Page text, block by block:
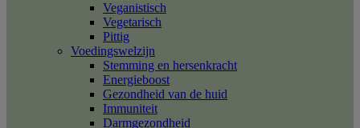
Veganistisch
Vegetarisch
Pittig
Voedingswelzijn
Stemming en hersenkracht
Energieboost
Gezondheid van de huid
Immuniteit
Darmgezondheid